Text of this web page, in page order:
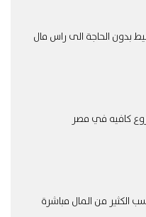
بدون الحاجة الى راس مال
كافيه في مصر
الكثير من المال مباشرة